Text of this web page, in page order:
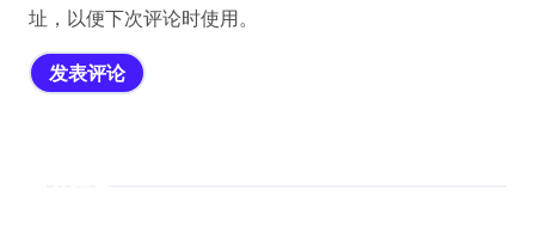
址，以便下次评论时使用。